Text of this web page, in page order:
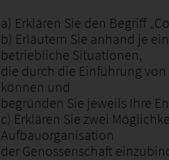
a) Erklären Sie den Begriff
b) Erläutern Sie anhand je
betriebliche Situationen,
die durch die Einführung
können und
begründen Sie jeweils Ihre
c) Erklären Sie zwei
Aufbauorganisation
der Genossenschaft